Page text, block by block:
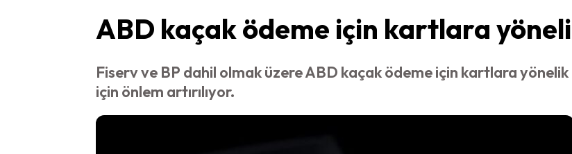
ABD kaçak ödeme için kartlara
Fiserv ve BP dahil olmak üzere ABD kaçak ödeme için kartlara yönelik
için önlem artırılıyor.